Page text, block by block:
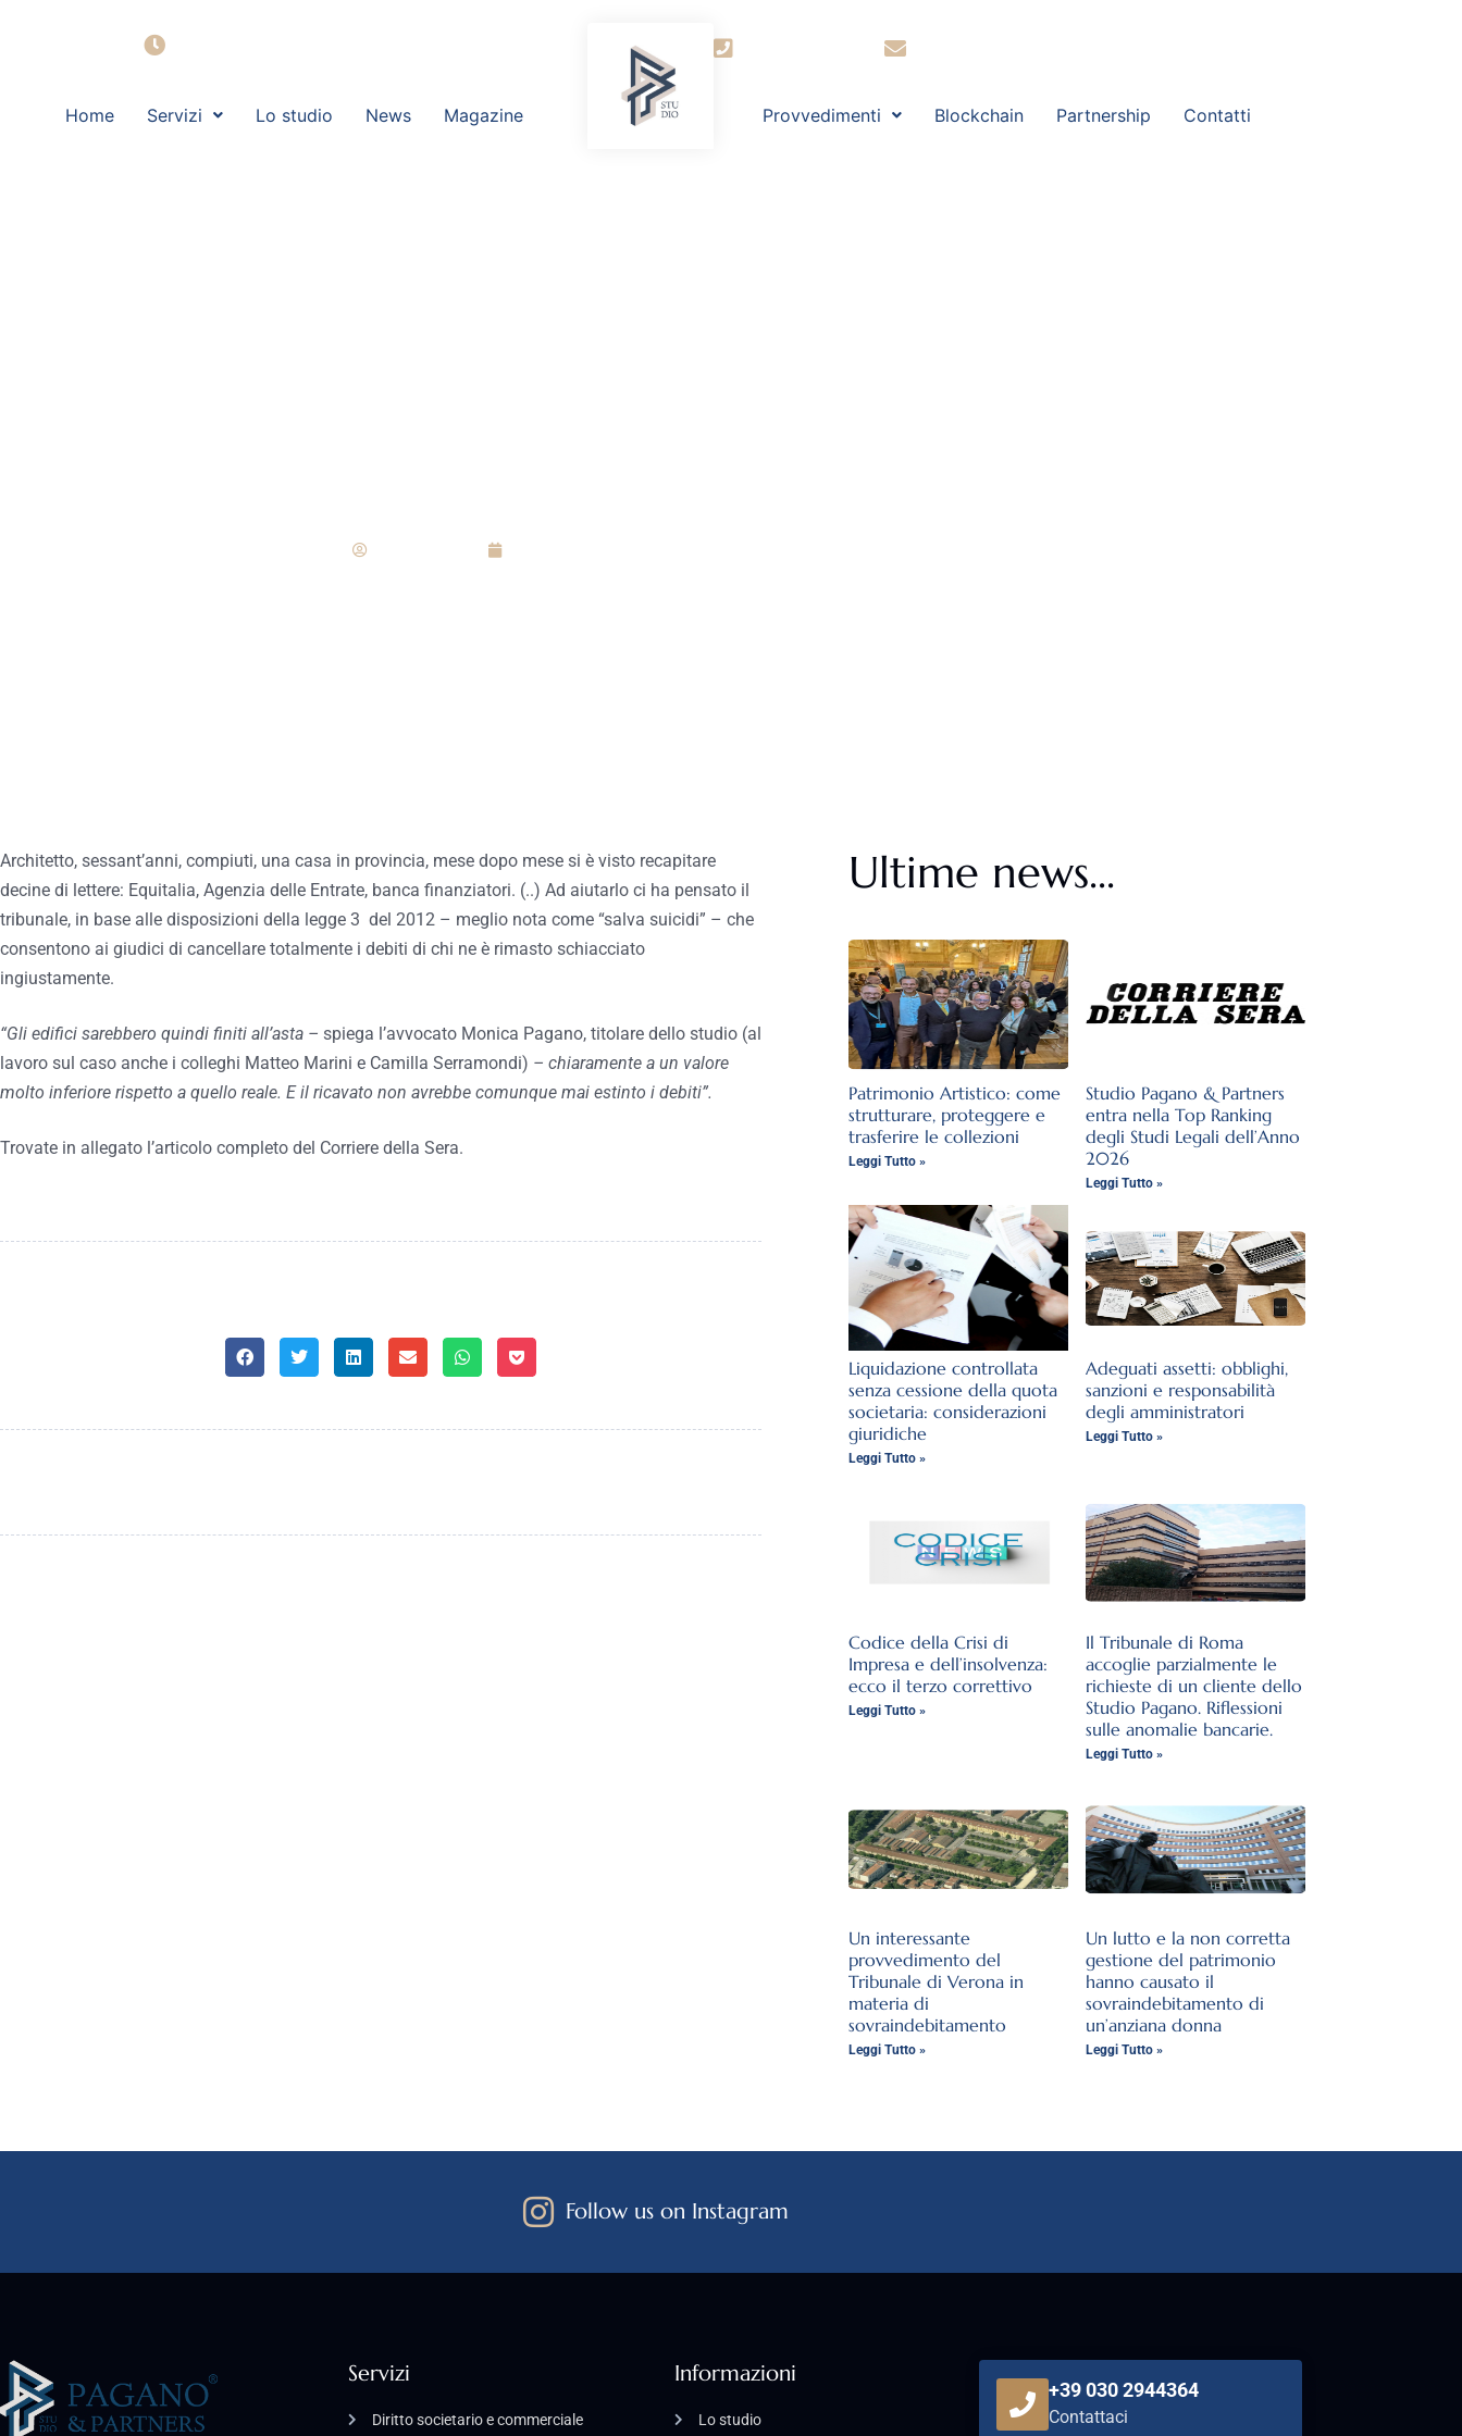
Home Servizi Lo studio News Magazine Provvedimenti Blockchain Partnership Contatti
Architetto, sessant’anni, compiuti, una casa in provincia, mese dopo mese si è visto recapitare
decine di lettere: Equitalia, Agenzia delle Entrate, banca finanziatori. (..) Ad aiutarlo ci ha pensato il
tribunale, in base alle disposizioni della legge 3 del 2012 – meglio nota come “salva suicidi” – che
consentono ai giudici di cancellare totalmente i debiti di chi ne è rimasto schiacciato
ingiustamente.
“Gli edifici sarebbero quindi finiti all’asta – spiega l’avvocato Monica Pagano, titolare dello studio (al
lavoro sul caso anche i colleghi Matteo Marini e Camilla Serramondi) – chiaramente a un valore
molto inferiore rispetto a quello reale. E il ricavato non avrebbe comunque mai estinto i debiti”.
Trovate in allegato l’articolo completo del Corriere della Sera.
Ultime news...
Patrimonio Artistico: come
strutturare, proteggere e
trasferire le collezioni
Leggi Tutto »
Studio Pagano & Partners
entra nella Top Ranking
degli Studi Legali dell’Anno
2026
Leggi Tutto »
Liquidazione controllata
senza cessione della quota
societaria: considerazioni
giuridiche
Leggi Tutto »
Adeguati assetti: obblighi,
sanzioni e responsabilità
degli amministratori
Leggi Tutto »
Codice della Crisi di
Impresa e dell’insolvenza:
ecco il terzo correttivo
Leggi Tutto »
Il Tribunale di Roma
accoglie parzialmente le
richieste di un cliente dello
Studio Pagano. Riflessioni
sulle anomalie bancarie.
Leggi Tutto »
Un interessante
provvedimento del
Tribunale di Verona in
materia di
sovraindebitamento
Leggi Tutto »
Un lutto e la non corretta
gestione del patrimonio
hanno causato il
sovraindebitamento di
un’anziana donna
Leggi Tutto »
Follow us on Instagram
Servizi
Diritto societario e commerciale
Informazioni
Lo studio
+39 030 2944364
Contattaci